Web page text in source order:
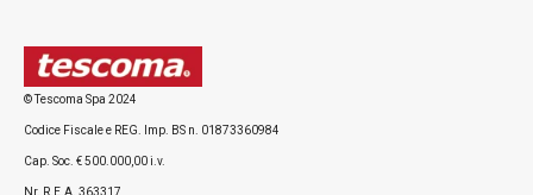
© Tescoma Spa 2024
Codice Fiscale e REG. Imp. BS n. 01873360984
Cap. Soc. € 500.000,00 i.v.
Nr. R.E.A. 363317